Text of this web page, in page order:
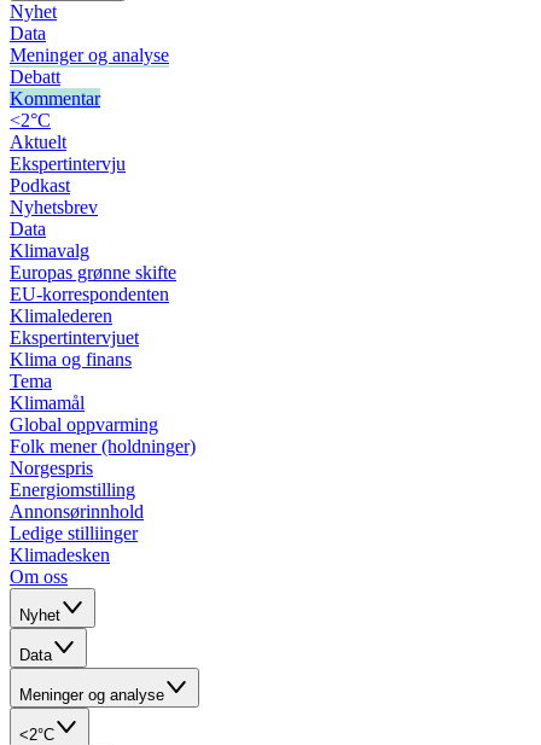
Nyhet
Data
Meninger og analyse
Debatt
Kommentar
<2°C
Aktuelt
Ekspertintervju
Podkast
Nyhetsbrev
Data
Klimavalg
Europas grønne skifte
EU-korrespondenten
Klimalederen
Ekspertintervjuet
Klima og finans
Tema
Klimamål
Global oppvarming
Folk mener (holdninger)
Norgespris
Energiomstilling
Annonsørinnhold
Ledige stilliinger
Klimadesken
Om oss
Nyhet
Data
Meninger og analyse
<2°C